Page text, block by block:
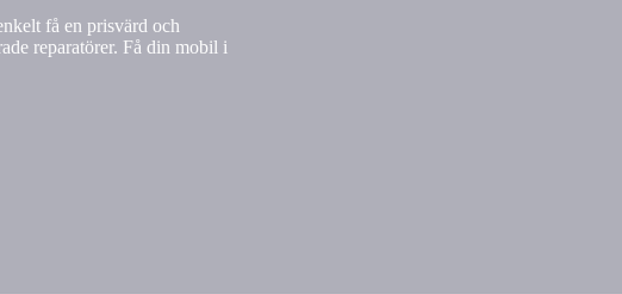
få en prisvärd och
reparatörer. Få din mobil i